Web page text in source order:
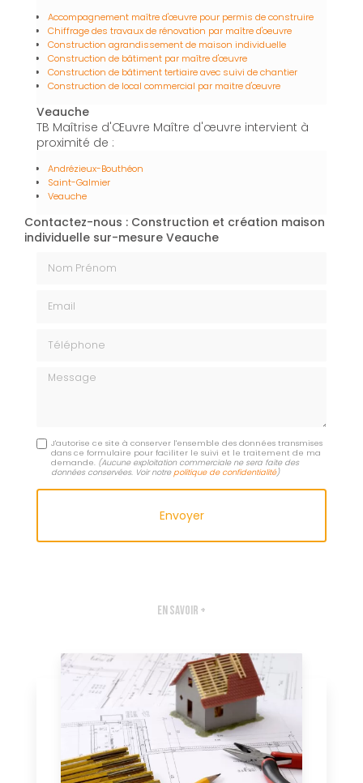
Accompagnement maître d'œuvre pour permis de construire
Chiffrage des travaux de rénovation par maître d'oeuvre
Construction agrandissement de maison individuelle
Construction de bâtiment par maître d'œuvre
Construction de bâtiment tertiaire avec suivi de chantier
Construction de local commercial par maitre d'œuvre
Veauche
TB Maîtrise d'Œuvre Maître d'œuvre intervient à
proximité de :
Andrézieux-Bouthéon
Saint-Galmier
Veauche
Contactez-nous : Construction et création maison
individuelle sur-mesure Veauche
Message
J'autorise ce site à conserver l'ensemble des données transmises
dans ce formulaire pour faciliter le suivi et le traitement de ma
demande. (Aucune exploitation commerciale ne sera faite des
données conservées. Voir notrepolitique de confidentialité)
En savoir +